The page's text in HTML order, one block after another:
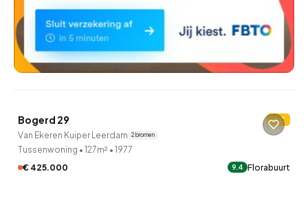
Verkocht onder voorbehoud
Bogerd 29 C
Van Ekeren Kuiper Leerdam 2 bronnen
Tussenwoning • 127m² • 1977
€ 425.000
9.4 Florabuurt